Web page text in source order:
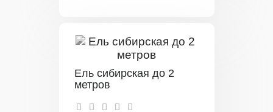
Ель сибирская до 2
метров